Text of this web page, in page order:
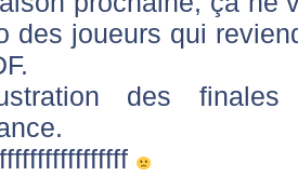
des joueurs qui
des